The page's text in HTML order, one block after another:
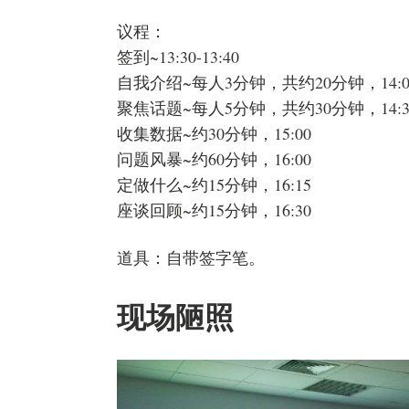
议程：
签到~13:30-13:40
自我介绍~每人3分钟，共约20分钟，
聚焦话题~每人5分钟，共约30分钟，
收集数据~约30分钟，15:00
问题风暴~约60分钟，16:00
定做什么~约15分钟，16:15
座谈回顾~约15分钟，16:30
道具：自带签字笔。
现场陋照